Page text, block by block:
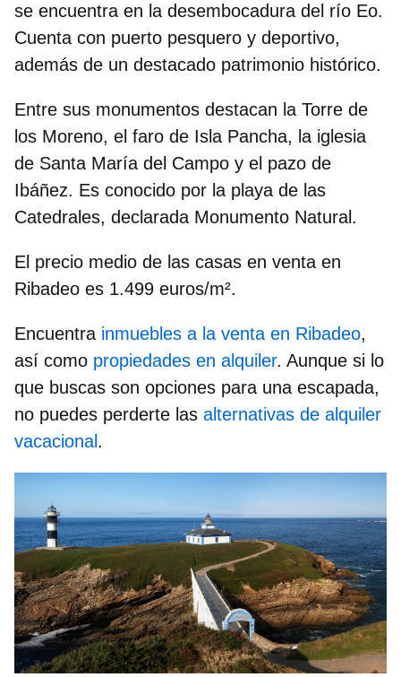
se encuentra en la desembocadura del río Eo.
Cuenta con puerto pesquero y deportivo,
además de un destacado patrimonio histórico.
Entre sus monumentos destacan la Torre de
los Moreno, el faro de Isla Pancha, la iglesia
de Santa María del Campo y el pazo de
Ibáñez. Es conocido por la playa de las
Catedrales, declarada Monumento Natural.
El precio medio de las casas en venta en
Ribadeo es 1.499 euros/m².
Encuentra inmuebles a la venta en Ribadeo,
así como propiedades en alquiler. Aunque si lo
que buscas son opciones para una escapada,
no puedes perderte las alternativas de alquiler
vacacional .